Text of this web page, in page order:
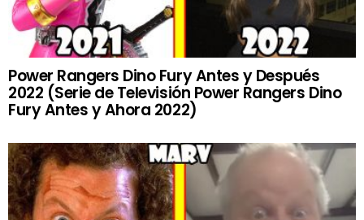
Power Rangers Dino Fury Antes y Después
2022 (Serie de Televisión Power Rangers Dino
Fury Antes y Ahora 2022)